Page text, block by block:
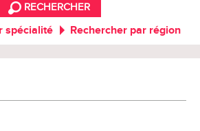
RECHERCHER
spécialité Rechercher par région